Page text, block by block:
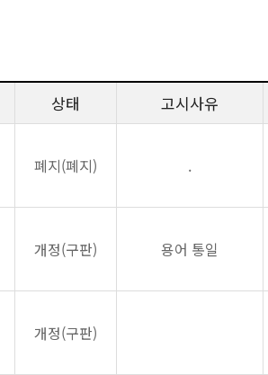
상태 고시사유
폐지(폐지) .
개정(구판) 용어 통일
개정(구판)